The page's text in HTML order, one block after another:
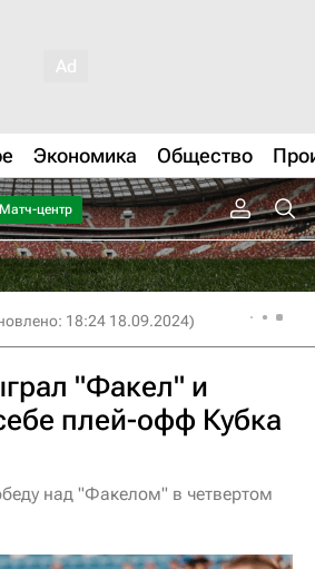
Экономика Общество
Матч-центр
18:24 18.09.2024)
"Факел" и
плей-офф Кубка
над "Факелом" в четвертом